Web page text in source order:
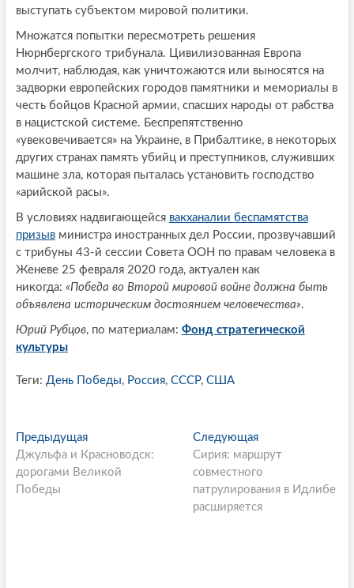
выступать субъектом мировой политики.
Множатся попытки пересмотреть решения
Нюрнбергского трибунала. Цивилизованная Европа
молчит, наблюдая, как уничтожаются или выносятся на
задворки европейских городов памятники и мемориалы в
честь бойцов Красной армии, спасших народы от рабства
в нацистской системе. Беспрепятственно
«увековечивается» на Украине, в Прибалтике, в некоторых
других странах память убийц и преступников, служивших
машине зла, которая пыталась установить господство
«арийской расы».
В условиях надвигающейся вакханалии беспамятства
призывминистра иностранных дел России, прозвучавший
с трибуны 43-й сессии Совета ООН по правам человека в
Женеве 25 февраля 2020 года, актуален как
никогда: «Победа во Второй мировой войне должна быть
объявлена историческим достоянием человечества».
Юрий Рубцов, по материалам: Фонд стратегической
культуры
Теги: День Победы, Россия, СССР, США
P
o
s
ПредыдущаяП
р
е
Джульфа и Красноводск:
дорогами Великой
Победы
Следующая
л
е
д
у
Сирия: маршрут
совместного
патрулирования в Идлибе
расширяется